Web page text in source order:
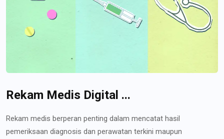
Rekam Medis Digital ...
Rekam medis berperan penting dalam mencatat hasil
pemeriksaan diagnosis dan perawatan terkini maupun